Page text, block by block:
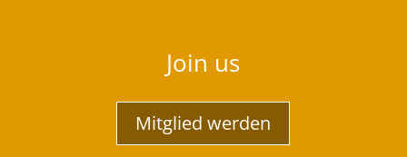
Join us
Mitglied werden